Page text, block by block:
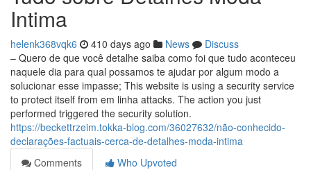
Intima
helenk368vqk6 410 days ago News
Discuss
– Quero de que você detalhe saiba como foi que tudo aconteceu
naquele dia para qual possamos te ajudar por algum modo a
solucionar esse impasse; This website is using a security service
to protect itself from em linha attacks. The action you just
performed triggered the security solution.
https://beckettrzeim.tokka-blog.com/36027632/não-conhecido-
declarações-factuais-cerca-de-detalhes-moda-intima
Comments
Who Upvoted